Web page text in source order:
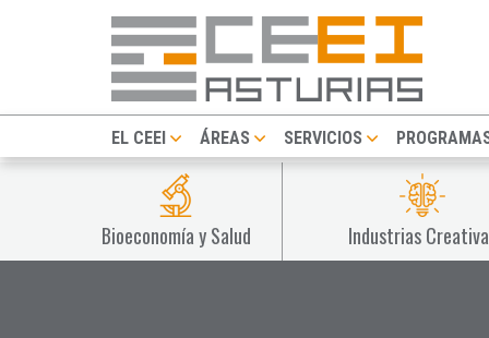
EL CEEI ÁREAS SERVICIOS
Bioeconomía y Salud Industrias